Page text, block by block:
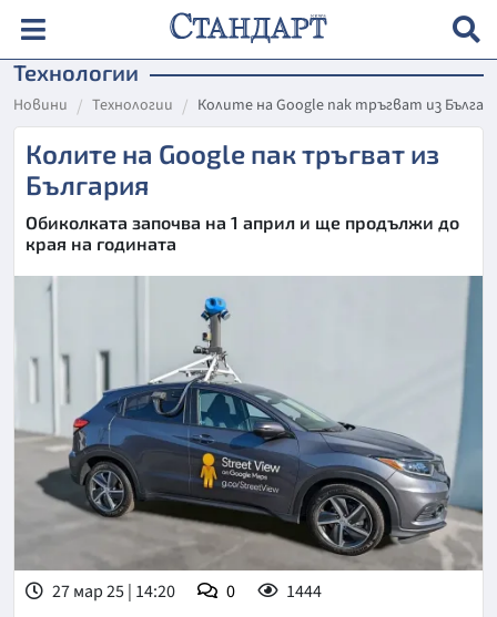
Технологии
Новини Технологии Колите на Google пак тръгват из
Колите на Google пак тръгват из
България
Обиколката започва на 1 април и ще продължи до
края на годината
27 мар 25 | 14:20 0 1444